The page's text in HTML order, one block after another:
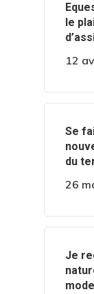
le
12
‍️Se
du
26
‍️Je